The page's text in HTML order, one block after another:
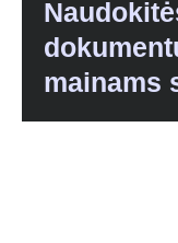
mainams